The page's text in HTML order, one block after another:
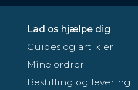
Lad os hjælpe dig
Guides og artikler
Mine ordrer
Bestilling og levering